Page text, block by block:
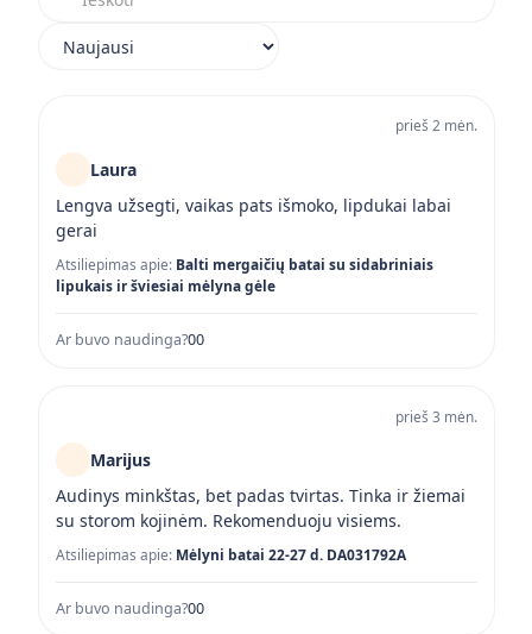
prieš 2 mėn.
Laura
Lengva užsegti, vaikas pats išmoko, lipdukai labai
gerai
Atsiliepimas apie: Balti mergaičių batai su sidabriniais
lipukais ir šviesiai mėlyna gėle
Ar buvo naudinga?00
prieš 3 mėn.
Marijus
Audinys minkštas, bet padas tvirtas. Tinka ir žiemai
su storom kojinėm. Rekomenduoju visiems.
Atsiliepimas apie: Mėlyni batai 22-27 d. DA031792A
Ar buvo naudinga?00